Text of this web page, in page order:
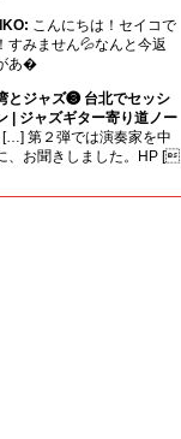
こんにちは！セイコで
すみません💦なんと今返
あ�
とジャズ❸ 台北でセッシ
| ジャズギター寄り道ノー
[…] 第２弾では演奏家を中
、お聞きしました。HP [